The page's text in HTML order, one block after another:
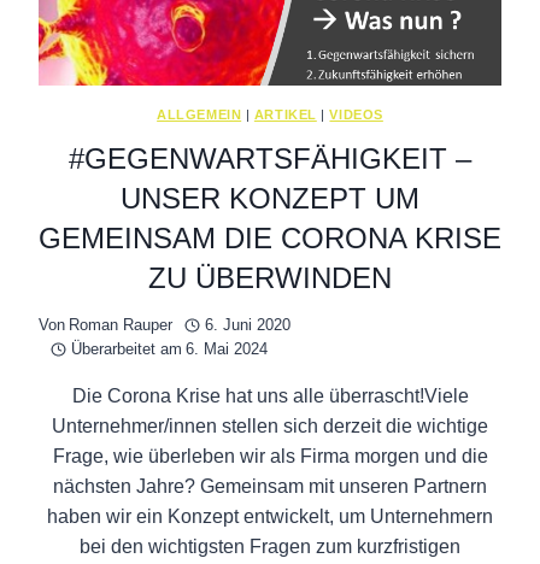
ALLGEMEIN | ARTIKEL |VIDEOS
#GEGENWARTSFÄHIGKEIT –
UNSER KONZEPT UM
GEMEINSAM DIE CORONA KRISE
ZU ÜBERWINDEN
Von Roman Rauper
6. Juni 2020
Überarbeitet am 6. Mai 2024
Die Corona Krise hat uns alle überrascht!Viele
Unternehmer/innen stellen sich derzeit die wichtige
Frage, wie überleben wir als Firma morgen und die
nächsten Jahre? Gemeinsam mit unseren Partnern
haben wir ein Konzept entwickelt, um Unternehmern
bei den wichtigsten Fragen zum kurzfristigen